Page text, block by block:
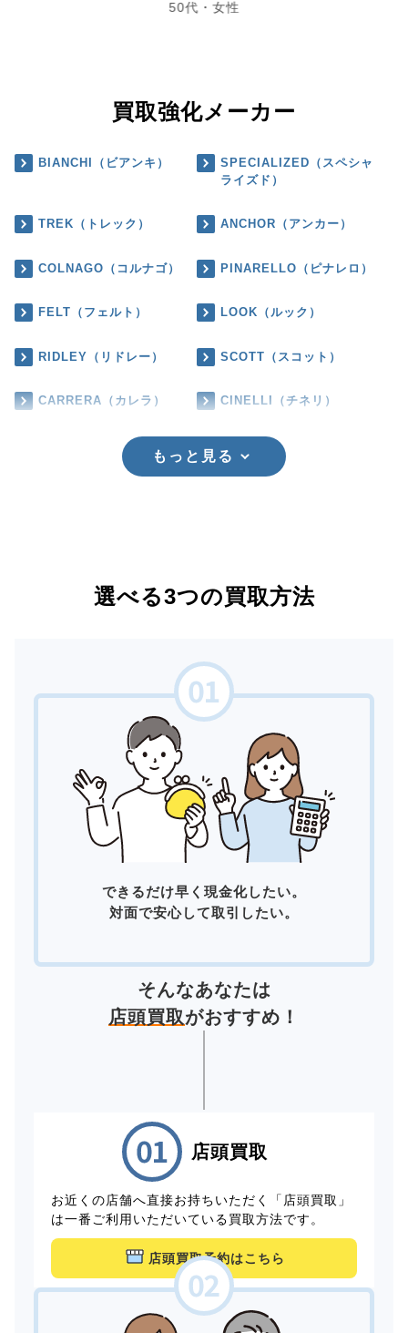
50代・女性
買取強化メーカー
BIANCHI（ビアンキ）
SPECIALIZED（スペシャ
ライズド）
TREK（トレック） ANCHOR（アンカー）
COLNAGO（コルナゴ） PINARELLO（ピナレロ）
FELT（フェルト） LOOK（ルック）
RIDLEY（リドレー） SCOTT（スコット）
CARRERA（カレラ） CINELLI（チネリ）
もっと見る
選べる3つの買取方法
できるだけ早く現金化したい。
対面で安心して取引したい。
そんなあなたは
店頭買取がおすすめ！
店頭買取
お近くの店舗へ直接お持ちいただく「店頭買取」
は一番ご利用いただいている買取方法です。
店頭買取予約はこちら